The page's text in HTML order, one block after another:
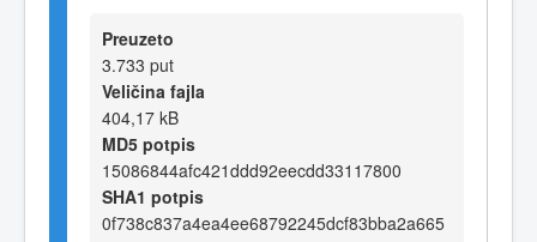
Preuzeto
3.733 put
Veličina fajla
404,17 kB
MD5 potpis
15086844afc421ddd92eecdd33117800
SHA1 potpis
0f738c837a4ea4ee68792245dcf83bba2a665